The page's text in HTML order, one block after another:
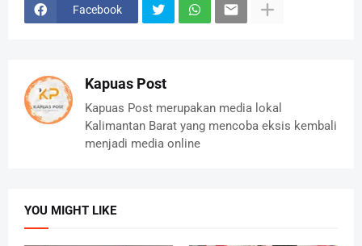
Facebook
Kapuas Post
Kapuas Post merupakan media lokal
Kalimantan Barat yang mencoba eksis kembali
menjadi media online
YOU MIGHT LIKE